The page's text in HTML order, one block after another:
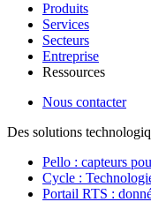
Produits
Services
Secteurs
Entreprise
Ressources
Nous contacter
Des solutions
Pello : capteurs
Cycle :
Portail RTS :